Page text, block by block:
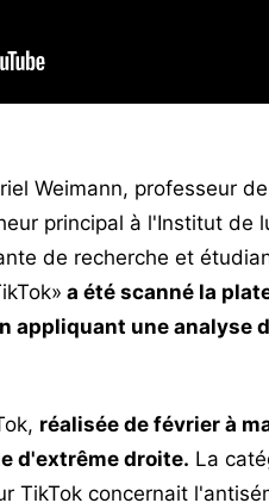
Weimann, professeur
principal à l'Institut de
de recherche et
a été scanné la
appliquant une analyse
réalisée de février à
d'extrême droite. La
TikTok concernait